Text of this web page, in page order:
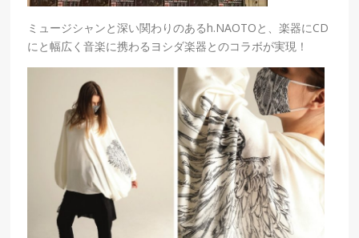
ミュージシャンと深い関わりのあるh.NAOTOと、楽器にCD
にと幅広く音楽に携わるヨシダ楽器とのコラボが実現！